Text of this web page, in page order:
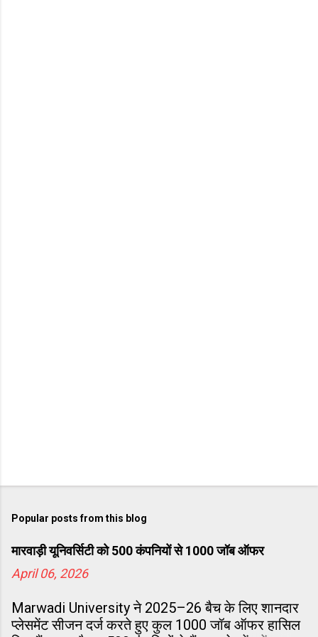
Popular posts from this blog
मारवाड़ी यूनिवर्सिटी को 500 कंपनियों से 1000 जॉब ऑफर
April 06, 2026
Marwadi University ने 2025–26 बैच के लिए शानदार
प्लेसमेंट सीजन दर्ज करते हुए कुल 1000 जॉब ऑफर हासिल